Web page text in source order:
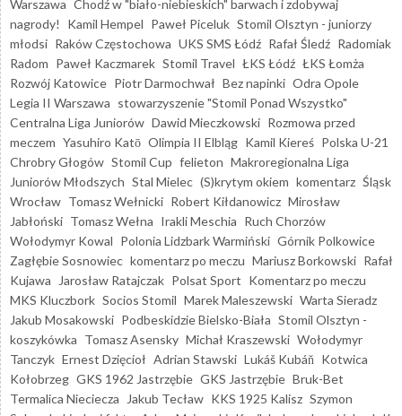
Warszawa Chodź w "biało-niebieskich" barwach i zdobywaj
nagrody!
Kamil Hempel Paweł Piceluk Stomil Olsztyn - juniorzy
młodsi Raków Częstochowa UKS SMS Łódź Rafał Śledź Radomiak
Radom Paweł Kaczmarek Stomil Travel ŁKS Łódź ŁKS Łomża
Rozwój Katowice Piotr Darmochwał Bez napinki Odra Opole
Legia II Warszawa stowarzyszenie "Stomil Ponad Wszystko"
Centralna Liga Juniorów Dawid Mieczkowski Rozmowa przed
meczem Yasuhiro Katō Olimpia II Elbląg Kamil Kiereś Polska U-21
Chrobry Głogów Stomil Cup felieton Makroregionalna Liga
Juniorów Młodszych Stal Mielec (S)krytym okiem komentarz Śląsk
Wrocław Tomasz Wełnicki Robert Kiłdanowicz Mirosław
Jabłoński Tomasz Wełna Irakli Meschia Ruch Chorzów
Wołodymyr Kowal Polonia Lidzbark Warmiński Górnik Polkowice
Zagłębie Sosnowiec komentarz po meczu Mariusz Borkowski Rafał
Kujawa
Jarosław Ratajczak Polsat Sport Komentarz po meczu
MKS Kluczbork Socios Stomil Marek Maleszewski Warta Sieradz
Jakub Mosakowski Podbeskidzie Bielsko-Biała Stomil Olsztyn -
koszykówka Tomasz Asensky Michał Kraszewski Wołodymyr
Tanczyk Ernest Dzięcioł Adrian Stawski Lukáš Kubáň Kotwica
Kołobrzeg GKS 1962 Jastrzębie GKS Jastrzębie Bruk-Bet
Termalica Nieciecza
Jakub Tecław KKS 1925 Kalisz Szymon